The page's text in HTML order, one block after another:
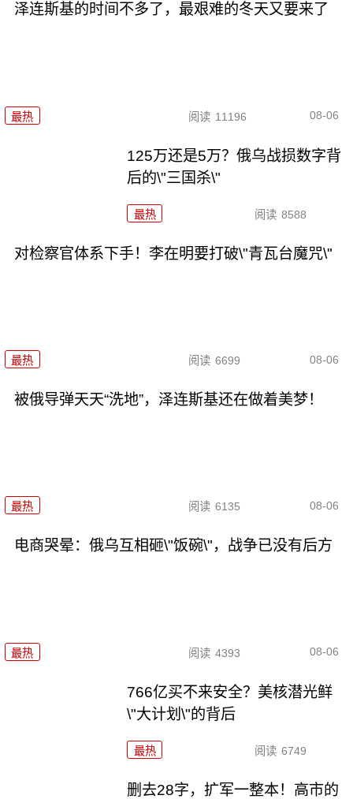
泽连斯基的时间不多了，最艰难的冬天又要来了
最热 阅读 11196 08-06
125万还是5万？俄乌战损数字背
后的\"三国杀\"
最热 阅读 8588
对检察官体系下手！李在明要打破\"青瓦台魔咒\"
最热 阅读 6699 08-06
被俄导弹天天“洗地”，泽连斯基还在做着美梦！
最热 阅读 6135 08-06
电商哭晕：俄乌互相砸\"饭碗\"，战争已没有后方
最热 阅读 4393 08-06
766亿买不来安全？美核潜光鲜
\"大计划\"的背后
最热 阅读 6749
删去28字，扩军一整本！高市的